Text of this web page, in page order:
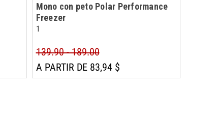
Mono con peto Polar Performance
Freezer
1
139.90 - 189.00
A PARTIR DE 83,94 $